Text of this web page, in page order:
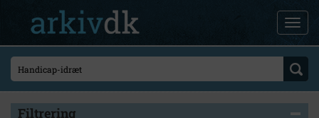
Filtrering